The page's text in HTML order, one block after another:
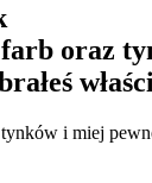
oraz
i miej